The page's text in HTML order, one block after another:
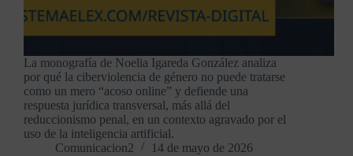
La monografía de Noelia Igareda González analiza
por qué la ciberviolencia de género no puede tratarse
como un mero “acoso online” y defiende una
respuesta jurídica transversal, más allá del
reduccionismo penal, en un contexto agravado por el
uso de la inteligencia artificial.
Comunicacion2
14 de mayo de 2026